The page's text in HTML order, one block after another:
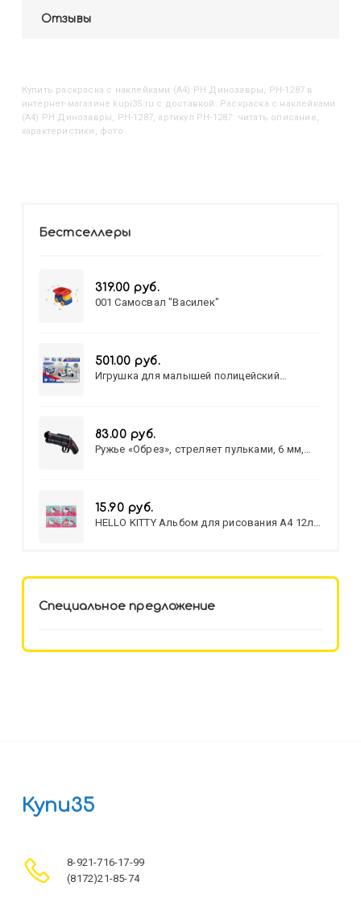
Отзывы
Купить Раскраска с наклейками (А4) РН Динозавры, РН-1287 в
интернет-магазине kupi35.ru с доставкой. Раскраска с наклейками
(А4) РН Динозавры, РН-1287, артикул РН-1287: читать описание,
характеристики, фото
Бестселлеры
319.00 руб.
001 Самосвал "Василек"
501.00 руб.
Игрушка для малышей полицейский
83.00 руб.
Ружье «Обрез», стреляет пульками, 6 мм,
15.90 руб.
HELLO KITTY Альбом для рисования А4 12л.
Специальное предложение
Купи35
8-921-716-17-99
(8172)21-85-74